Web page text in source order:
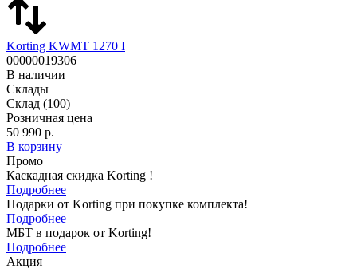
Korting KWMT 1270 I
00000019306
В наличии
Склады
Склад (100)
Розничная цена
50 990 р.
В корзину
Промо
Каскадная скидка Korting !
Подробнее
Подарки от Korting при покупке комплекта!
Подробнее
МБТ в подарок от Korting!
Подробнее
Акция